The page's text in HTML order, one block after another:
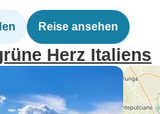
Reise ansehen
Herz Italiens